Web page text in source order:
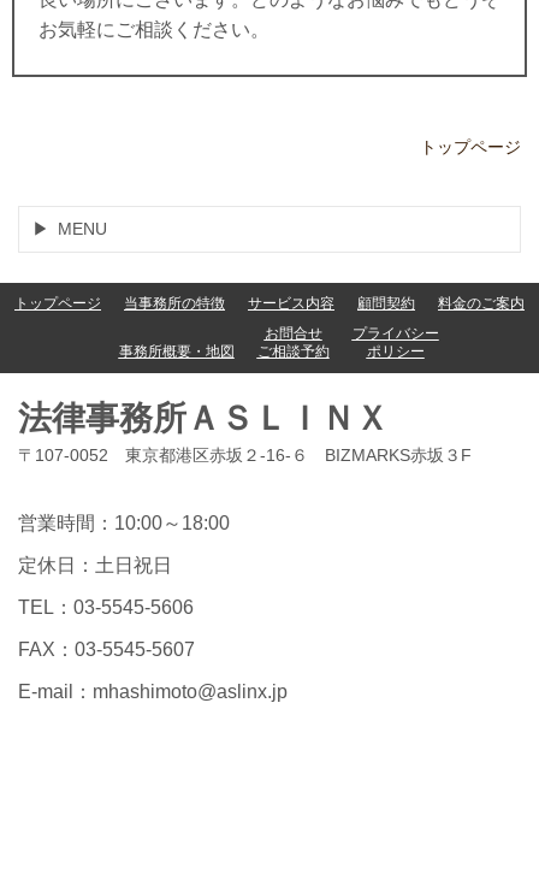
お気軽にご相談ください。
トップページ
MENU
トップページ 当事務所の特徴 サービス内容 顧問契約 料金のご案内
事務所概要・地図
お問合せ
ご相談予約
プライバシー
ポリシー
法律事務所ＡＳＬＩＮＸ
〒107-0052 東京都港区赤坂２-16-６ BIZMARKS赤坂３F
営業時間：10:00～18:00
定休日：土日祝日
TEL：03-5545-5606
FAX：03-5545-5607
E-mail： mhashimoto@aslinx.jp